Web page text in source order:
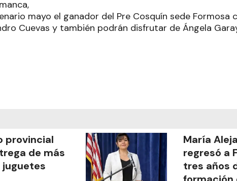
mayo el ganador del Pre Cosquín sede Formosa
Cuevas y también podrán disfrutar de Ángela
provincial
de más
María
regresó a
tres años